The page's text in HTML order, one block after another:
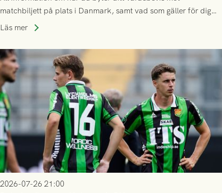
matchbiljett på plats i Danmark, samt vad som gäller för dig
som står på reservlista eller fått förhinder.
Läs mer
2026-07-26 21:00